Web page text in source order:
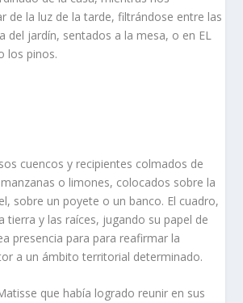
de la luz de la tarde, filtrándose entre las
del jardín, sentados a la mesa, o en EL
los pinos.
cuencos y recipientes colmados de
o limones, colocados sobre la
sobre un poyete o un banco. El cuadro,
tierra y las raíces, jugando su papel de
presencia para para reafirmar la
a un ámbito territorial determinado.
que había logrado reunir en sus